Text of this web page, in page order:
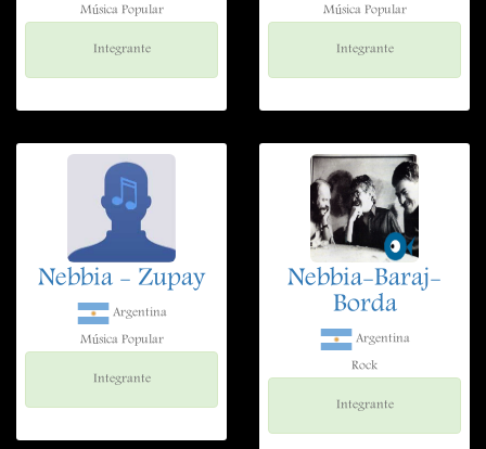
Música Popular
Integrante
Música Popular
Integrante
Nebbia - Zupay
Argentina
Música Popular
Integrante
Nebbia-Baraj-
Borda
Argentina
Rock
Integrante